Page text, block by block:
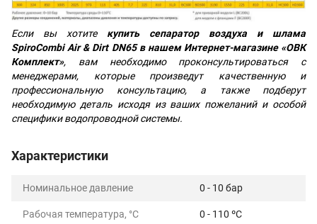
Если вы хотите купить сепаратор воздуха и шлама
SpiroCombi Air & Dirt DN65 в нашем Интернет-магазине «ОВК
Комплект», вам необходимо проконсультироваться с
менеджерами, которые произведут качественную и
профессиональную консультацию, а также подберут
необходимую деталь исходя из ваших пожеланий и особой
специфики водопроводной системы.
Характеристики
Номинальное давление 0 - 10 бар
Рабочая температура, °C 0 - 110 ºС